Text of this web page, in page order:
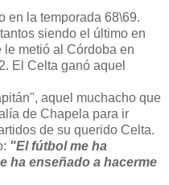
en la temporada 68\69.
siendo el último en
le metió al Córdoba en
El Celta ganó aquel
aquel muchacho que
de Chapela para ir
de su querido Celta.
"El fútbol me ha
ha enseñado a hacerme